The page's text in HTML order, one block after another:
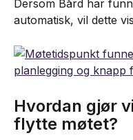
Dersom Bård har
automatisk, vil dette
Hvordan gjør
flytte møtet?